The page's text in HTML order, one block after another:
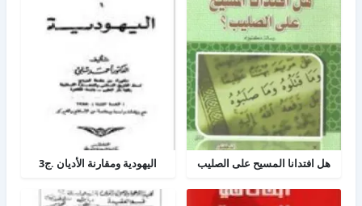
هل افتدانا المسيح على الصليب اليهودية ومقارنة الأديان .ج3